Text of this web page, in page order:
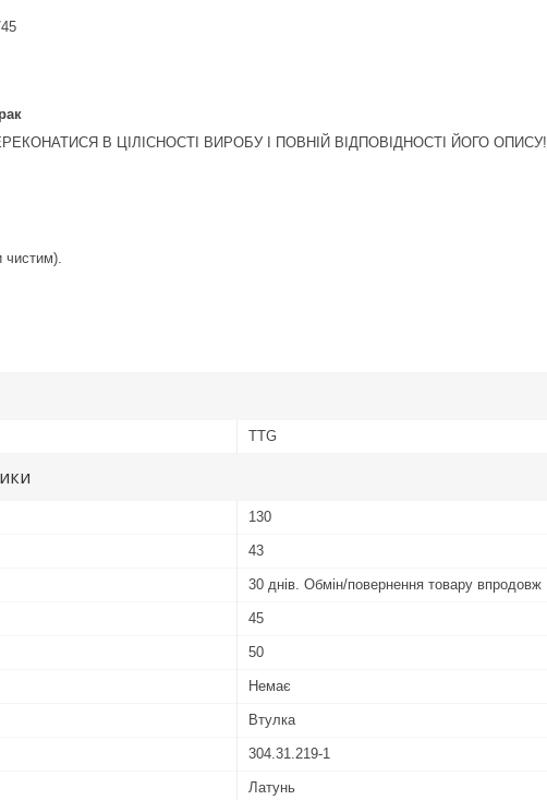
В ЦІЛІСНОСТІ ВИРОБУ І ПОВНІЙ ВІДПОВІДНОСТІ ЙОГО ОПИСУ!
чистим).
TTG
130
43
30 днів. Обмін/повернення товару впродовж
45
50
Немає
Втулка
304.31.219-1
Латунь